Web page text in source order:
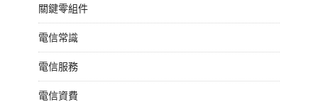
關鍵零組件
電信常識
電信服務
電信資費